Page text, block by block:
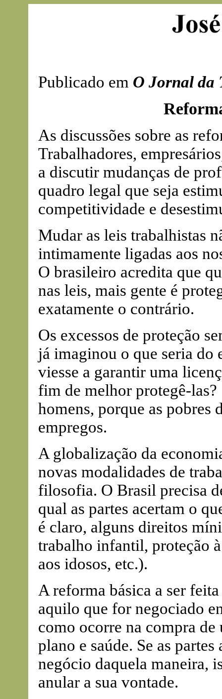
Publicado em O Jornal da
As discussões sobre as
Trabalhadores,
a discutir mudanças de
quadro legal que seja
competitividade e
Mudar as leis trabalhistas
intimamente ligadas aos
O brasileiro acredita que
nas leis, mais gente é
exatamente o contrário.
Os excessos de proteção
já imaginou o que seria do
viesse a garantir uma
fim de melhor protegê-las?
homens, porque as pobres
empregos.
A globalização da
novas modalidades de
filosofia. O Brasil precisa
qual as partes acertam o
é claro, alguns direitos
trabalho infantil, proteção
aos idosos, etc.).
A reforma básica a ser
aquilo que for negociado
como ocorre na compra
plano e saúde. Se as
negócio daquela maneira,
anular a sua vontade.